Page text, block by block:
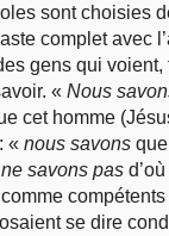
sont choisies
complet avec
gens qui voient,
« Nous
cet homme
« nous savons
savons pas
se dire